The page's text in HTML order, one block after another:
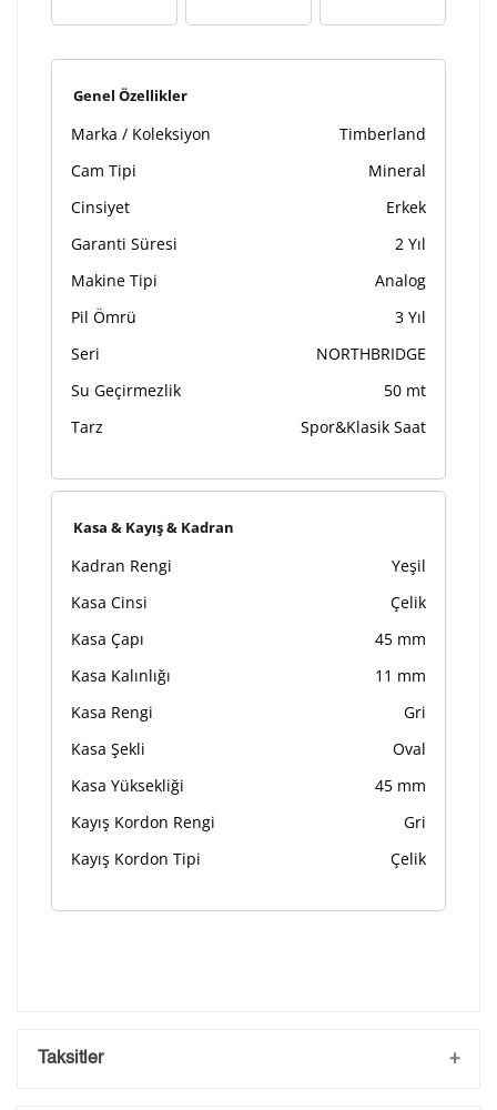
Kişiselleştirilmiş ürünlerin teslim süresi gravür işleme
tamamlandıktan sonra siparişiniz kargoya verilecektir.
ürünlerde
Genel Özellikler
Marka / Koleksiyon
Timberland
Cam Tipi
Mineral
Cinsiyet
Erkek
Garanti Süresi
2 Yıl
Makine Tipi
Analog
Pil Ömrü
3 Yıl
Seri
NORTHBRIDGE
Su Geçirmezlik
50 mt
Tarz
Spor&Klasik Saat
Kasa & Kayış & Kadran
Kadran Rengi
Yeşil
Kasa Cinsi
Çelik
Kasa Çapı
45 mm
Kasa Kalınlığı
11 mm
Kasa Rengi
Gri
Kasa Şekli
Oval
Kasa Yüksekliği
45 mm
Kayış Kordon Rengi
Gri
Kayış Kordon Tipi
Çelik
Taksitler